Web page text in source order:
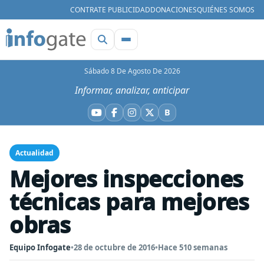
CONTRATE PUBLICIDADDONACIONESQUIÉNES SOMOS
Sábado 8 De Agosto De 2026
Informar, analizar, anticipar
YouTube
Facebook
Instagram
X BBluesky
Actualidad
Mejores inspecciones
técnicas para mejores
obras
Equipo Infogate•28 de octubre de 2016•Hace 510 semanas